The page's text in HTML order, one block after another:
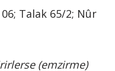
Talak 65/2; Nûr
(emzirme)